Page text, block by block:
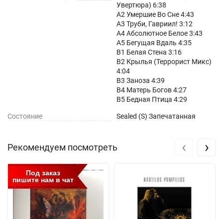
Увертюра) 6:38
A2 Умершие Во Сне 4:43
A3 Труби, Гавриил! 3:12
A4 Абсолютное Белое 3:43
A5 Бегущая Вдаль 4:35
B1 Белая Стена 3:16
B2 Крылья (Террорист Микс)
4:04
B3 Заноза 4:39
B4 Матерь Богов 4:27
B5 Бедная Птица 4:29
Состояние Sealed (S) Запечатанная
Рекомендуем посмотреть
Под заказ
пишите нам в чат
‹ ›